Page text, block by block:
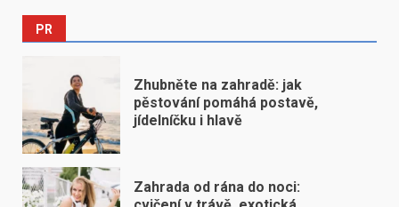
PR
Zhubněte na zahradě: jak
pěstování pomáhá postavě,
jídelníčku i hlavě
Zahrada od rána do noci: